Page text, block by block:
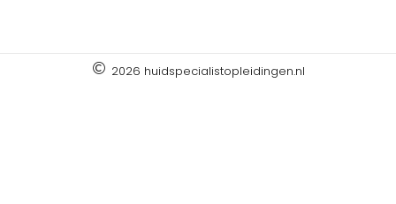
2026 huidspecialistopleidingen.nl